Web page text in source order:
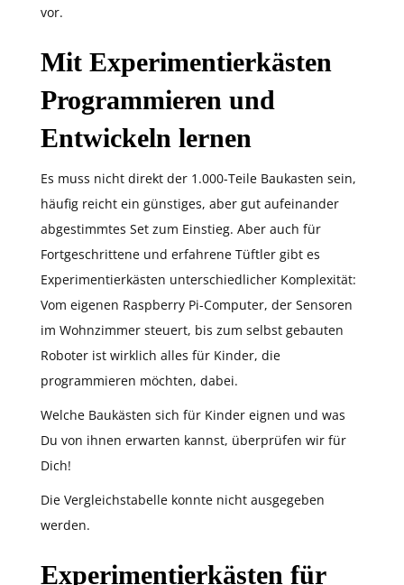
vor.
Mit Experimentierkästen
Programmieren und
Entwickeln lernen
Es muss nicht direkt der 1.000-Teile Baukasten sein,
häufig reicht ein günstiges, aber gut aufeinander
abgestimmtes Set zum Einstieg. Aber auch für
Fortgeschrittene und erfahrene Tüftler gibt es
Experimentierkästen unterschiedlicher Komplexität:
Vom eigenen Raspberry Pi-Computer, der Sensoren
im Wohnzimmer steuert, bis zum selbst gebauten
Roboter ist wirklich alles für Kinder, die
programmieren möchten, dabei.
Welche Baukästen sich für Kinder eignen und was
Du von ihnen erwarten kannst, überprüfen wir für
Dich!
Die Vergleichstabelle konnte nicht ausgegeben
werden.
Experimentierkästen für